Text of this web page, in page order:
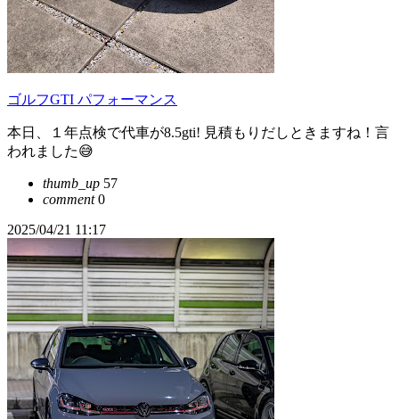
ゴルフGTI パフォーマンス
本日、１年点検で代車が8.5gti! 見積もりだしときますね！言
われました😅
thumb_up 57
comment0
2025/04/21 11:17